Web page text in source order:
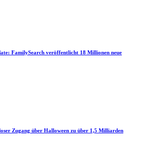
FamilySearch veröffentlicht 18 Millionen neue
Zugang über Halloween zu über 1,5 Milliarden